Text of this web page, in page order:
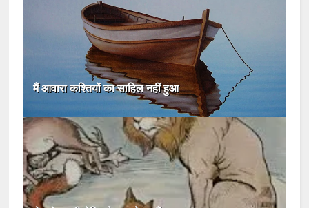
मैं आवारा कश्तियों का साहिल नहीं हुआ